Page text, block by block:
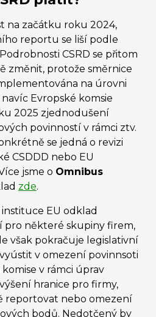
na začátku roku 2024,
reportu se liší podle
CSRD se přitom
změnit, protože směrnice
na úrovni
Evropské komsie
2025 zjednodušení
povinností v rámci ztv.
se jedná o revizi
CSDDD nebo EU
jsme o Omnibus
zde.
EU odklad
pro některé skupiny firem,
však pokračuje legislativní
v omezení povinnsoti
v rámci úprav
hranice pro firmy,
reportovat nebo omezení
bodů. Nedotčený by